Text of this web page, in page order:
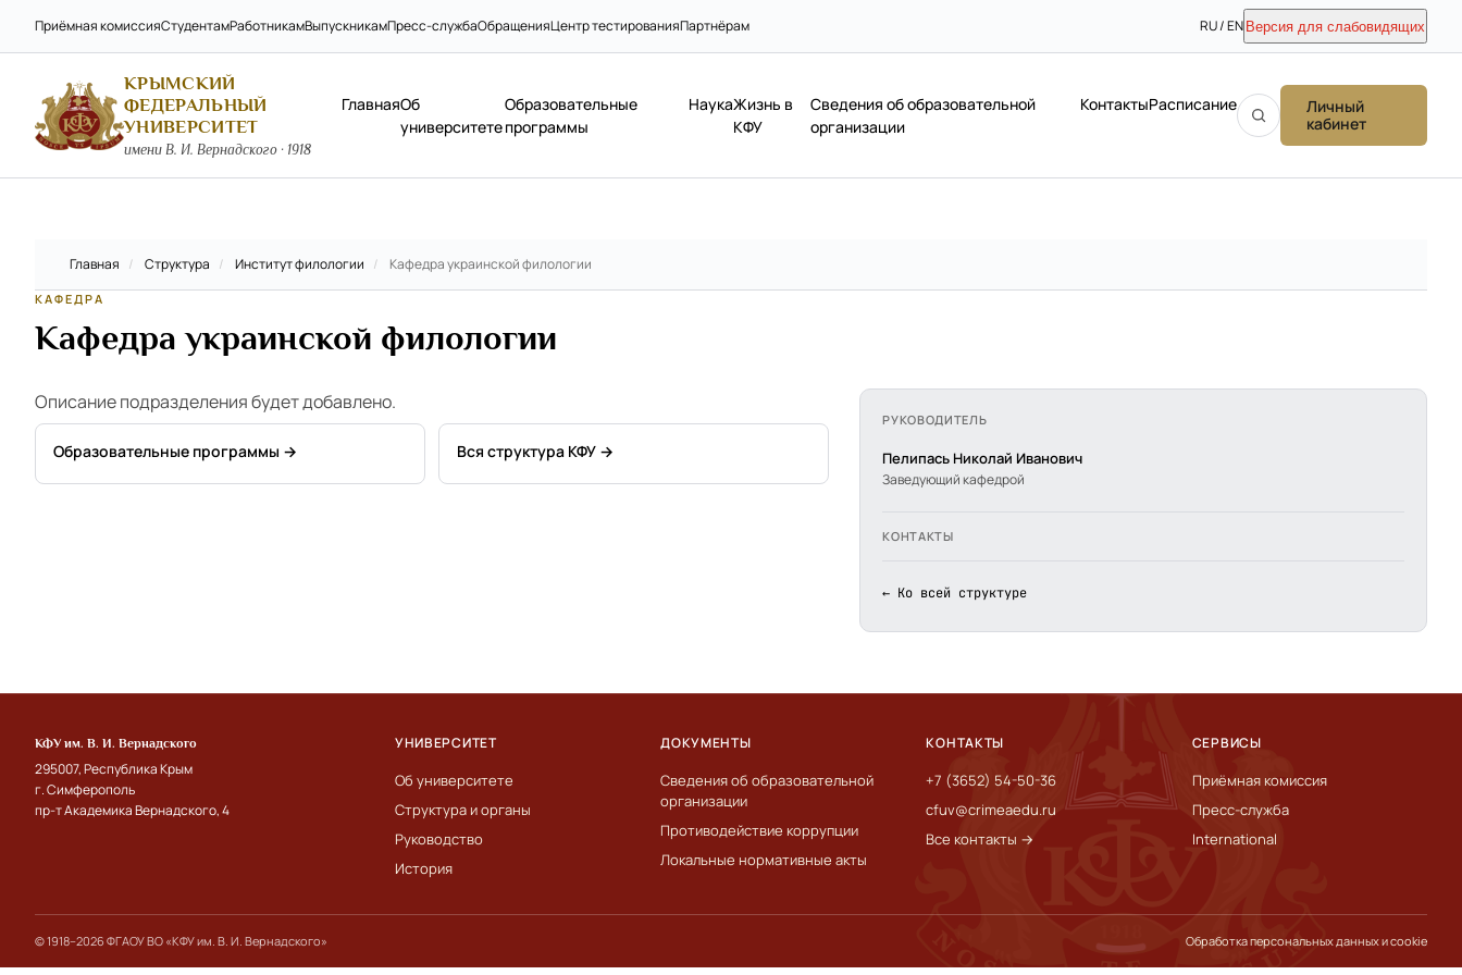
Приёмная комиссияСтудентамРаботникамВыпускникамПресс-службаОбращенияЦентр тестированияПартнёрам RU / EN Версия для слабовидящих
КРЫМСКИЙ
ФЕДЕРАЛЬНЫЙ
УНИВЕРСИТЕТ
имени В. И. Вернадского · 1918
ГлавнаяОб
университете
Образовательные
программы
НаукаЖизнь в
КФУ
Сведения об образовательной
организации
КонтактыРасписание
Личный
кабинет
Главная / Структура / Институт филологии / Кафедра украинской филологии
КАФЕДРА
Кафедра украинской филологии
Описание подразделения будет добавлено.
Образовательные программы → Вся структура КФУ →
РУКОВОДИТЕЛЬ
Пелипась Николай Иванович
Заведующий кафедрой
КОНТАКТЫ
← Ко всей структуре
КФУ им. В. И. Вернадского
295007, Республика Крым
г. Симферополь
пр-т Академика Вернадского, 4
УНИВЕРСИТЕТ
Об университете
Структура и органы
Руководство
История
ДОКУМЕНТЫ
Сведения об образовательной
организации
Противодействие коррупции
Локальные нормативные акты
КОНТАКТЫ
+7 (3652) 54-50-36
cfuv@crimeaedu.ru
Все контакты →
СЕРВИСЫ
Приёмная комиссия
Пресс-служба
International
© 1918–2026 ФГАОУ ВО «КФУ им. В. И. Вернадского» Обработка персональных данных и cookie